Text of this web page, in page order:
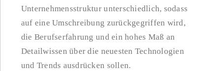
Unternehmensstruktur unterschiedlich, sodass
auf eine Umschreibung zurückgegriffen wird,
die Berufserfahrung und ein hohes Maß an
Detailwissen über die neuesten Technologien
und Trends ausdrücken sollen.